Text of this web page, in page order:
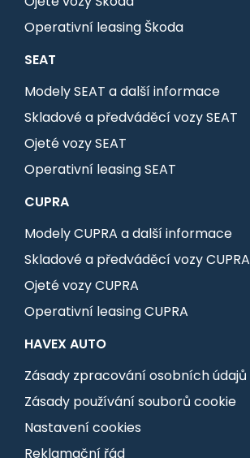
Operativní leasing Škoda
SEAT
Modely SEAT a další informace
Skladové a předváděcí vozy SEAT
Ojeté vozy SEAT
Operativní leasing SEAT
CUPRA
Modely CUPRA a další informace
Skladové a předváděcí vozy CUPRA
Ojeté vozy CUPRA
Operativní leasing CUPRA
HAVEX AUTO
Zásady zpracování osobních údajů
Zásady používání souborů cookie
Nastavení cookies
Reklamační řád